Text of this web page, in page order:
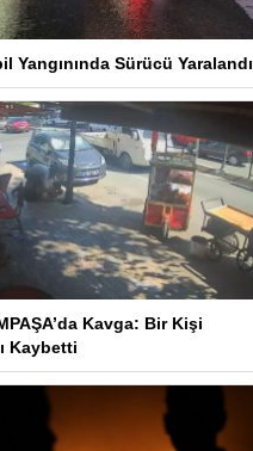
Yangınında Sürücü Yaralandı
Kavga: Bir Kişi
Kaybetti